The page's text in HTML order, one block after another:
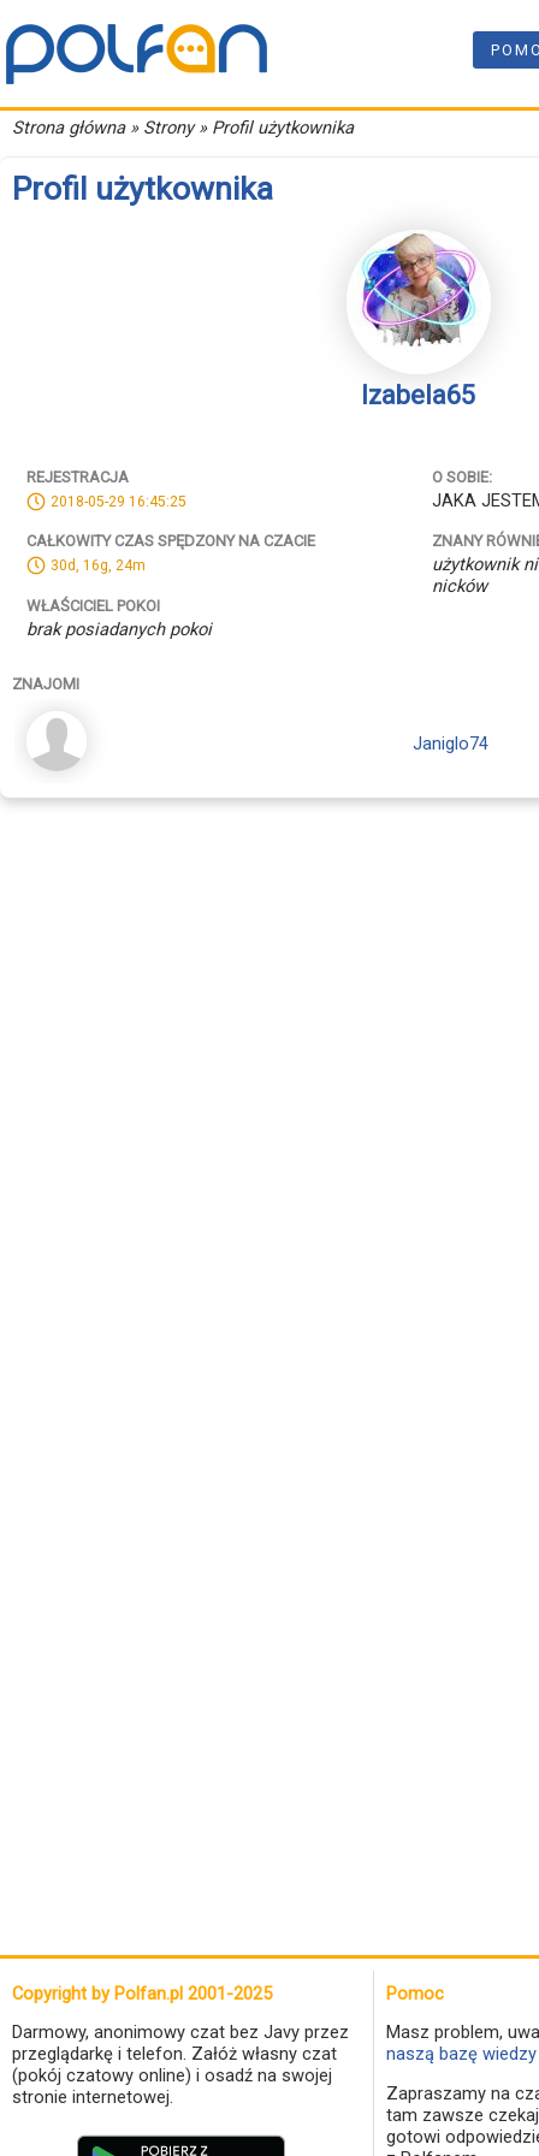
Strona główna» Strony » Profil użytkownika
Profil użytkownika
Izabela65
REJESTRACJA
2018-05-29 16:45:25
CAŁKOWITY CZAS SPĘDZONY NA CZACIE
30d, 16g, 24m
WŁAŚCICIEL POKOI
brak posiadanych pokoi
O SOBIE:
JAKA
ZNANY
użytkownik
nicków
ZNAJOMI
Janiglo74
Copyright by Polfan.pl 2001-2025
Darmowy, anonimowy czat bez Javy przez
przeglądarkę i telefon. Załóż własny czat
(pokój czatowy online) i osadź na swojej
stronie internetowej.
Pomoc
Masz problem,
naszą bazę
Zapraszamy na
tam zawsze
gotowi